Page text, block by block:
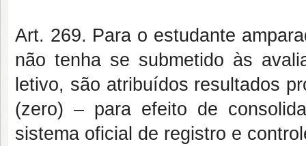
Art. 269. Para o estudante
não tenha se submetido às
letivo, são atribuídos resultados
(zero) – para efeito de
sistema oficial de registro e